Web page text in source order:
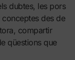
dubtes, les pors
conceptes des de
compartir
qüestions que